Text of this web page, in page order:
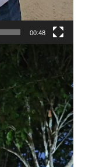
00:48